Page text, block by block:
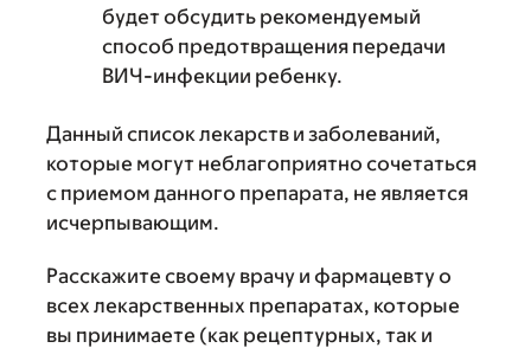
будет обсудить рекомендуемый
способ предотвращения передачи
ВИЧ-инфекции ребенку.
Данный список лекарств и заболеваний,
которые могут неблагоприятно сочетаться
с приемом данного препарата, не является
исчерпывающим.
Расскажите своему врачу и фармацевту о
всех лекарственных препаратах, которые
вы принимаете (как рецептурных, так и